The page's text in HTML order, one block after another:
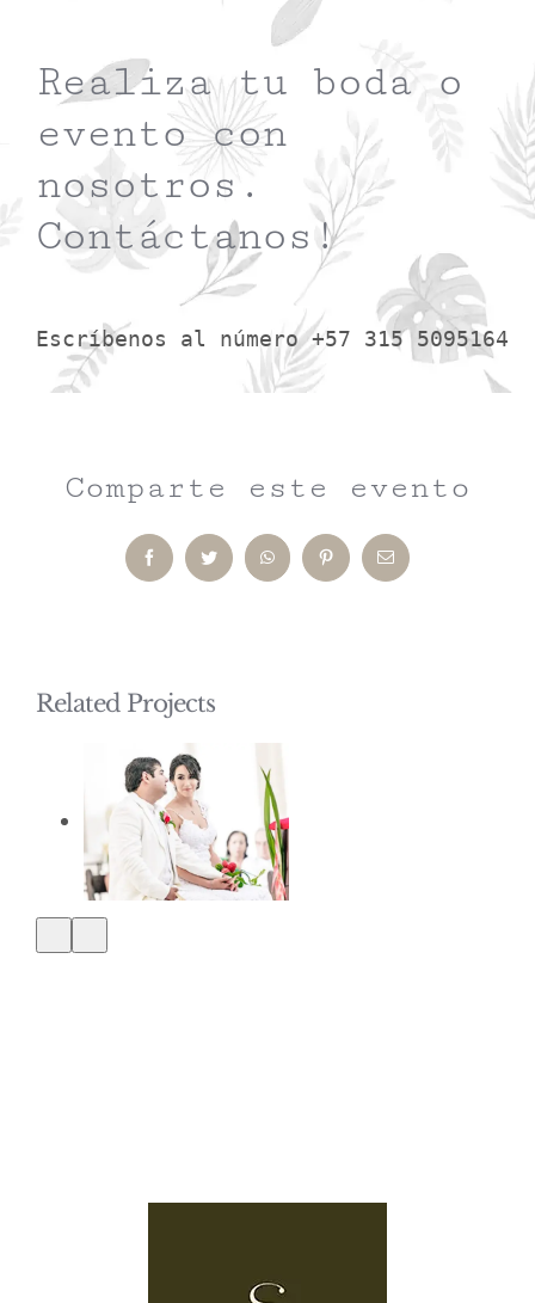
Realiza tu boda o
evento con
nosotros.
Contáctanos!
Escríbenos al número +57 315 5095164
Comparte este evento
FacebookTwitter WhatsAppPinterestEmail
Related Projects